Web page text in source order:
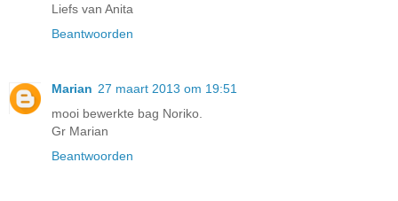
Liefs van Anita
Beantwoorden
Marian 27 maart 2013 om 19:51
mooi bewerkte bag Noriko.
Gr Marian
Beantwoorden